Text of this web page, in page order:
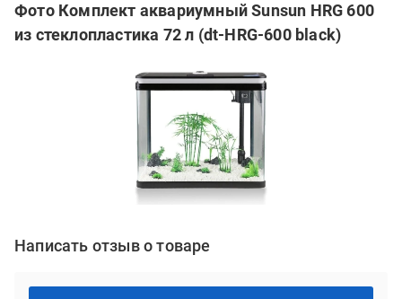
Фото Комплект аквариумный Sunsun HRG 600
из стеклопластика 72 л (dt-HRG-600 black)
Написать отзыв о товаре